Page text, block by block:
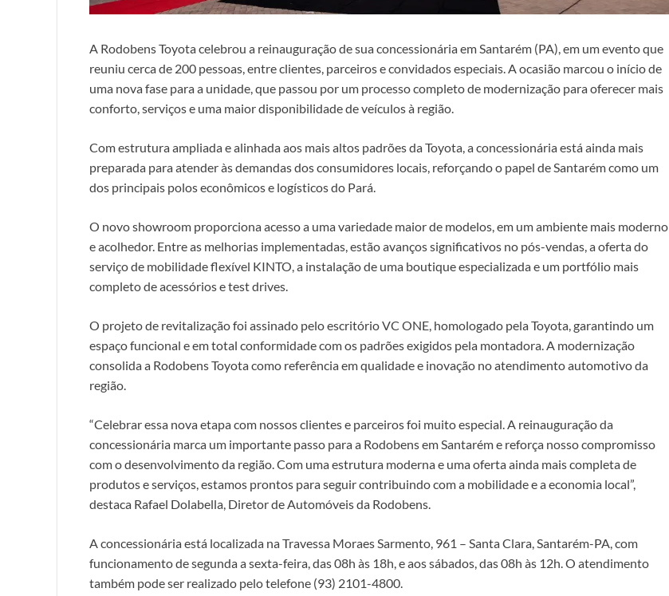
A Rodobens Toyota celebrou a reinauguração de sua concessionária em Santarém (PA), em um evento que
reuniu cerca de 200 pessoas, entre clientes, parceiros e convidados especiais. A ocasião marcou o início de
uma nova fase para a unidade, que passou por um processo completo de modernização para oferecer mais
conforto, serviços e uma maior disponibilidade de veículos à região.
Com estrutura ampliada e alinhada aos mais altos padrões da Toyota, a concessionária está ainda mais
preparada para atender às demandas dos consumidores locais, reforçando o papel de Santarém como um
dos principais polos econômicos e logísticos do Pará.
O novo showroom proporciona acesso a uma variedade maior de modelos, em um ambiente mais moderno
e acolhedor. Entre as melhorias implementadas, estão avanços significativos no pós-vendas, a oferta do
serviço de mobilidade flexível KINTO, a instalação de uma boutique especializada e um portfólio mais
completo de acessórios e test drives.
O projeto de revitalização foi assinado pelo escritório VC ONE, homologado pela Toyota, garantindo um
espaço funcional e em total conformidade com os padrões exigidos pela montadora. A modernização
consolida a Rodobens Toyota como referência em qualidade e inovação no atendimento automotivo da
região.
“Celebrar essa nova etapa com nossos clientes e parceiros foi muito especial. A reinauguração da
concessionária marca um importante passo para a Rodobens em Santarém e reforça nosso compromisso
com o desenvolvimento da região. Com uma estrutura moderna e uma oferta ainda mais completa de
produtos e serviços, estamos prontos para seguir contribuindo com a mobilidade e a economia local”,
destaca Rafael Dolabella, Diretor de Automóveis da Rodobens.
A concessionária está localizada na Travessa Moraes Sarmento, 961 – Santa Clara, Santarém-PA, com
funcionamento de segunda a sexta-feira, das 08h às 18h, e aos sábados, das 08h às 12h. O atendimento
também pode ser realizado pelo telefone (93) 2101-4800.